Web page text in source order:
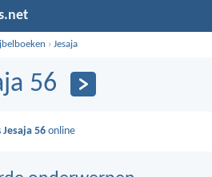
›Jesaja
56
Jesaja 56 online